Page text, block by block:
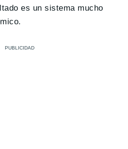
es un sistema mucho